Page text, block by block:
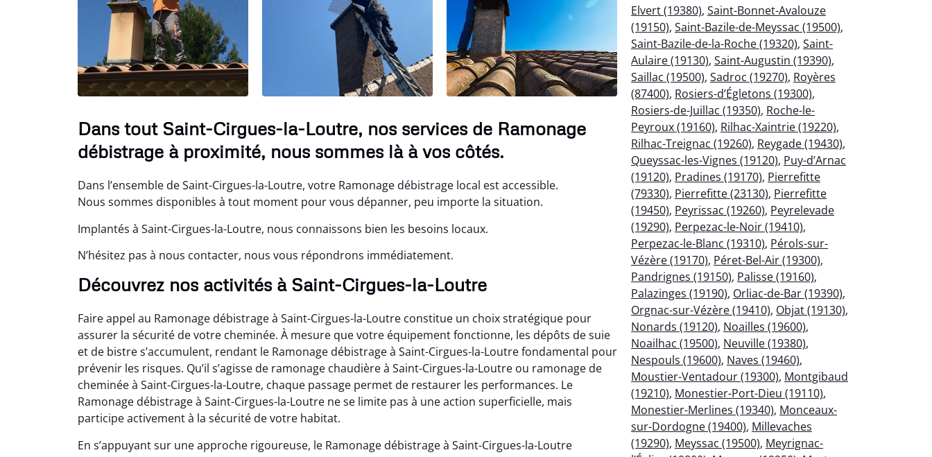
Dans tout Saint-Cirgues-la-Loutre, nos services de Ramonage
débistrage à proximité, nous sommes là à vos côtés.
Dans l’ensemble de Saint-Cirgues-la-Loutre, votre Ramonage débistrage local est accessible.
Nous sommes disponibles à tout moment pour vous dépanner, peu importe la situation.
Implantés à Saint-Cirgues-la-Loutre, nous connaissons bien les besoins locaux.
N’hésitez pas à nous contacter, nous vous répondrons immédiatement.
Découvrez nos activités à Saint-Cirgues-la-Loutre
Faire appel au Ramonage débistrage à Saint-Cirgues-la-Loutre constitue un choix stratégique pour
assurer la sécurité de votre cheminée. À mesure que votre équipement fonctionne, les dépôts de suie
et de bistre s’accumulent, rendant le Ramonage débistrage à Saint-Cirgues-la-Loutre fondamental pour
prévenir les risques. Qu’il s’agisse de ramonage chaudière à Saint-Cirgues-la-Loutre ou ramonage de
cheminée à Saint-Cirgues-la-Loutre, chaque passage permet de restaurer les performances. Le
Ramonage débistrage à Saint-Cirgues-la-Loutre ne se limite pas à une action superficielle, mais
participe activement à la sécurité de votre habitat.
En s’appuyant sur une approche rigoureuse, le Ramonage débistrage à Saint-Cirgues-la-Loutre
Elvert (19380), Saint-Bonnet-Avalouze
(19150), Saint-Bazile-de-Meyssac (19500),
Saint-Bazile-de-la-Roche (19320), Saint-
Aulaire (19130), Saint-Augustin (19390),
Saillac (19500), Sadroc (19270), Royères
(87400), Rosiers-d’Égletons (19300),
Rosiers-de-Juillac (19350), Roche-le-
Peyroux (19160), Rilhac-Xaintrie (19220),
Rilhac-Treignac (19260), Reygade (19430),
Queyssac-les-Vignes (19120), Puy-d’Arnac
(19120), Pradines (19170), Pierrefitte
(79330), Pierrefitte (23130), Pierrefitte
(19450), Peyrissac (19260), Peyrelevade
(19290), Perpezac-le-Noir (19410),
Perpezac-le-Blanc (19310), Pérols-sur-
Vézère (19170), Péret-Bel-Air (19300),
Pandrignes (19150), Palisse (19160),
Palazinges (19190), Orliac-de-Bar (19390),
Orgnac-sur-Vézère (19410), Objat (19130),
Nonards (19120), Noailles (19600),
Noailhac (19500), Neuville (19380),
Nespouls (19600), Naves (19460),
Moustier-Ventadour (19300), Montgibaud
(19210), Monestier-Port-Dieu (19110),
Monestier-Merlines (19340), Monceaux-
sur-Dordogne (19400), Millevaches
(19290), Meyssac (19500), Meyrignac-